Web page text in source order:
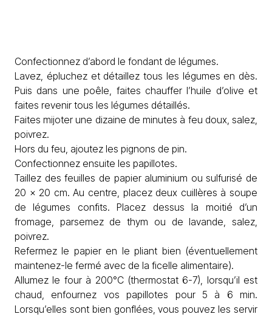
Confectionnez d’abord le fondant de légumes.
Lavez, épluchez et détaillez tous les légumes en dès.
Puis dans une poêle, faites chauffer l’huile d’olive et
faites revenir tous les légumes détaillés.
Faites mijoter une dizaine de minutes à feu doux, salez,
poivrez.
Hors du feu, ajoutez les pignons de pin.
Confectionnez ensuite les papillotes.
Taillez des feuilles de papier aluminium ou sulfurisé de
20 x 20 cm. Au centre, placez deux cuillères à soupe
de légumes confits. Placez dessus la moitié d’un
fromage, parsemez de thym ou de lavande, salez,
poivrez.
Refermez le papier en le pliant bien (éventuellement
maintenez-le fermé avec de la ficelle alimentaire).
Allumez le four à 200°C (thermostat 6-7), lorsqu’il est
chaud, enfournez vos papillotes pour 5 à 6 min.
Lorsqu’elles sont bien gonflées, vous pouvez les servir